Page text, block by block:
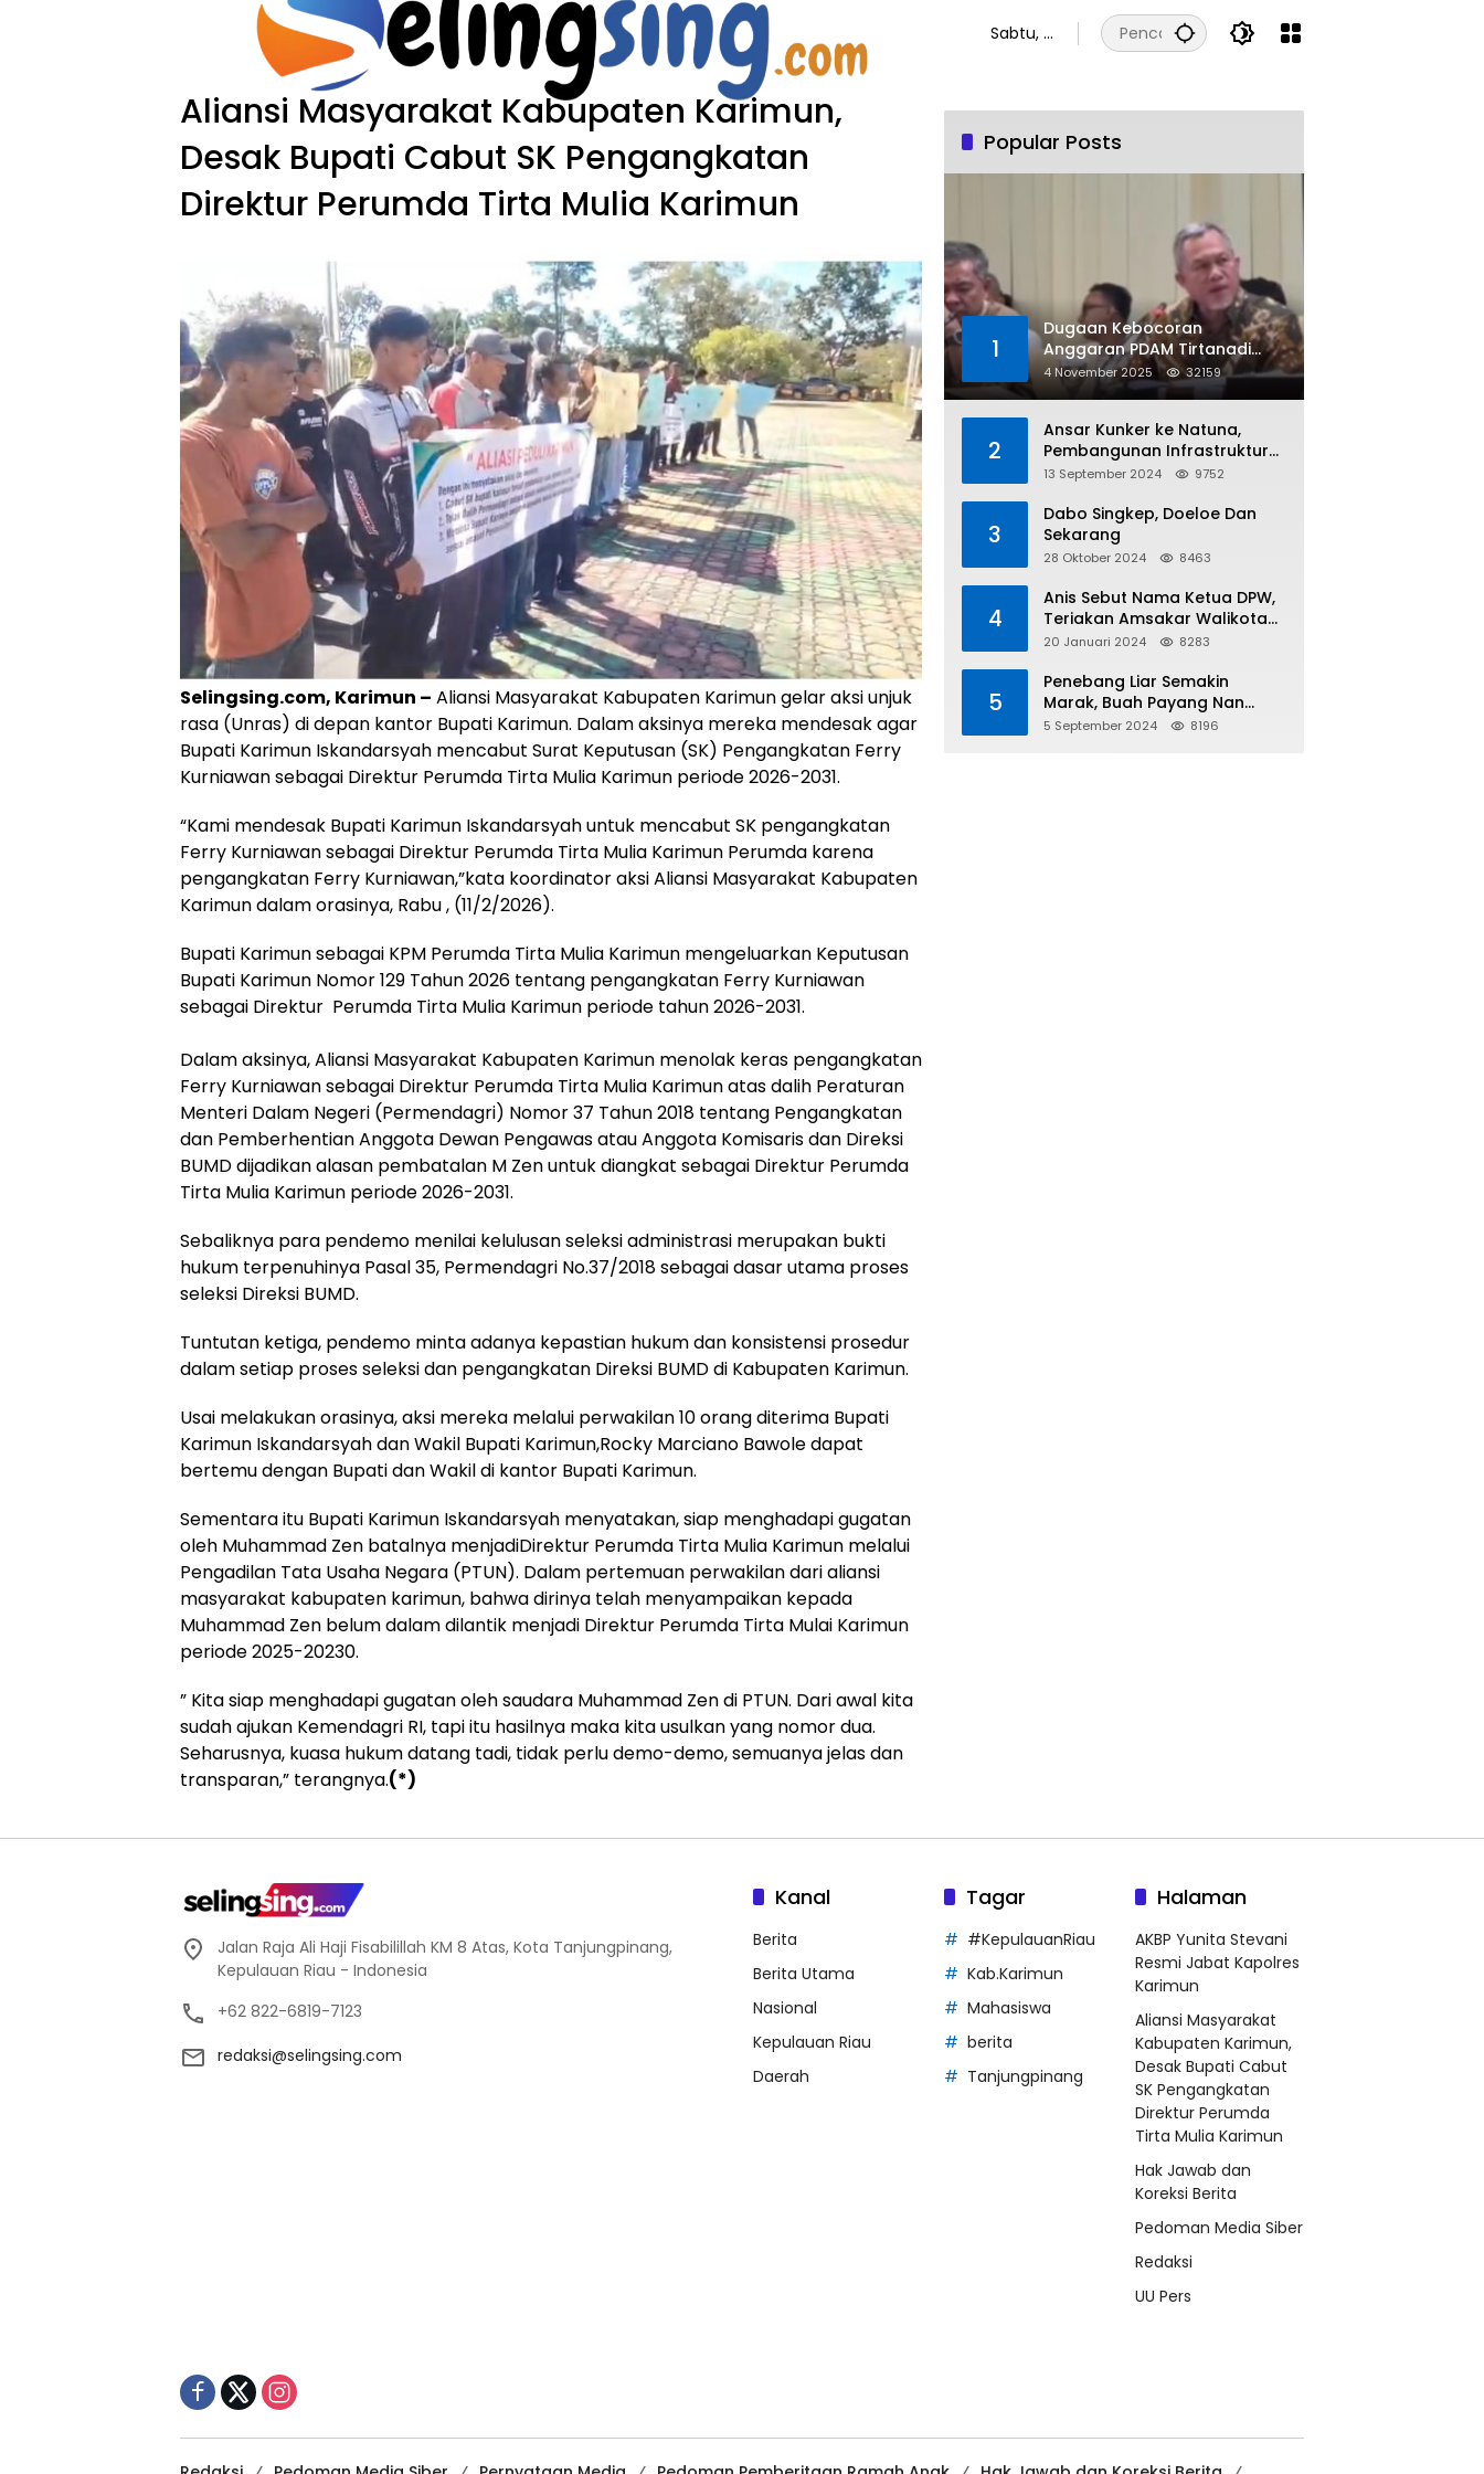
Sabtu, 8
Aliansi Masyarakat Kabupaten Karimun,
Desak Bupati Cabut SK Pengangkatan
Direktur Perumda Tirta Mulia Karimun
Selingsing.com, Karimun – Aliansi Masyarakat Kabupaten Karimun gelar aksi unjuk
rasa (Unras) di depan kantor Bupati Karimun. Dalam aksinya mereka mendesak agar
Bupati Karimun Iskandarsyah mencabut Surat Keputusan (SK) Pengangkatan Ferry
Kurniawan sebagai Direktur Perumda Tirta Mulia Karimun periode 2026-2031.
“Kami mendesak Bupati Karimun Iskandarsyah untuk mencabut SK pengangkatan
Ferry Kurniawan sebagai Direktur Perumda Tirta Mulia Karimun Perumda karena
pengangkatan Ferry Kurniawan,”kata koordinator aksi Aliansi Masyarakat Kabupaten
Karimun dalam orasinya, Rabu , (11/2/2026).
‎Bupati Karimun sebagai KPM Perumda Tirta Mulia Karimun mengeluarkan Keputusan
Bupati Karimun Nomor 129 Tahun 2026 tentang pengangkatan Ferry Kurniawan
sebagai Direktur Perumda Tirta Mulia Karimun periode tahun 2026-2031.
Dalam aksinya, Aliansi Masyarakat Kabupaten Karimun menolak keras pengangkatan
Ferry Kurniawan sebagai Direktur Perumda Tirta Mulia Karimun atas dalih Peraturan
Menteri Dalam Negeri (Permendagri) Nomor 37 Tahun 2018 tentang Pengangkatan
dan Pemberhentian Anggota Dewan Pengawas atau Anggota Komisaris dan Direksi
BUMD dijadikan alasan pembatalan M Zen untuk diangkat sebagai Direktur Perumda
Tirta Mulia Karimun periode 2026-2031.
Sebaliknya para pendemo menilai kelulusan seleksi administrasi merupakan bukti
hukum terpenuhinya Pasal 35, Permendagri No.37/2018 sebagai dasar utama proses
seleksi Direksi BUMD.
Tuntutan ketiga, pendemo minta adanya kepastian hukum dan konsistensi prosedur
dalam setiap proses seleksi dan pengangkatan Direksi BUMD di Kabupaten Karimun.
‎Usai melakukan orasinya, aksi mereka melalui perwakilan 10 orang diterima Bupati
Karimun Iskandarsyah dan Wakil Bupati Karimun,Rocky Marciano Bawole dapat
bertemu dengan Bupati dan Wakil di kantor Bupati Karimun.
Sementara itu Bupati Karimun Iskandarsyah menyatakan, siap menghadapi gugatan
oleh Muhammad Zen batalnya menjadiDirektur Perumda Tirta Mulia Karimun melalui
Pengadilan Tata Usaha Negara (PTUN). Dalam pertemuan perwakilan dari aliansi
masyarakat kabupaten karimun, bahwa dirinya telah menyampaikan kepada
Muhammad Zen belum dalam dilantik menjadi Direktur Perumda Tirta Mulai Karimun
periode 2025-20230.
” Kita siap menghadapi gugatan oleh saudara Muhammad Zen di PTUN. Dari awal kita
sudah ajukan Kemendagri RI, tapi itu hasilnya maka kita usulkan yang nomor dua.
Seharusnya, kuasa hukum datang tadi, tidak perlu demo-demo, semuanya jelas dan
transparan,” terangnya.(*)
Popular Posts
1
Dugaan Kebocoran
Anggaran PDAM Tirtanadi
Rp450 Miliar Per Tahun Tuai
Kritikan
4 November 2025 32159
2
Ansar Kunker ke Natuna,
Pembangunan Infrastruktur
dan Bantuan Sosial
Tiga
13 September 2024 9752
3
Dabo Singkep, Doeloe Dan
Sekarang
28 Oktober 2024 8463
4
Anis Sebut Nama Ketua DPW,
Teriakan Amsakar Walikota
Batam Menggema
20 Januari 2024 8283
5
Penebang Liar Semakin
Marak, Buah Payang Nan
Langka Pun Jadi Targetnya
5 September 2024 8196
Jalan Raja Ali Haji Fisabilillah KM 8 Atas, Kota Tanjungpinang,
Kepulauan Riau - Indonesia
+62 822-6819-7123
redaksi@selingsing.com
Kanal
Berita
Berita Utama
Nasional
Kepulauan Riau
Daerah
Tagar
#KepulauanRiau
Kab.Karimun
Mahasiswa
berita
Tanjungpinang
Halaman
AKBP Yunita Stevani
Resmi Jabat Kapolres
Karimun
Aliansi Masyarakat
Kabupaten Karimun,
Desak Bupati Cabut
SK Pengangkatan
Direktur Perumda
Tirta Mulia Karimun
Hak Jawab dan
Koreksi Berita
Pedoman Media Siber
Redaksi
UU Pers